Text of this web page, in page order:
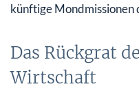
künftige Mondmissionen
Das Rückgrat
Wirtschaft